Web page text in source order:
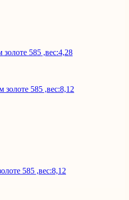
585 ,вес:4,28
585 ,вес:8,12